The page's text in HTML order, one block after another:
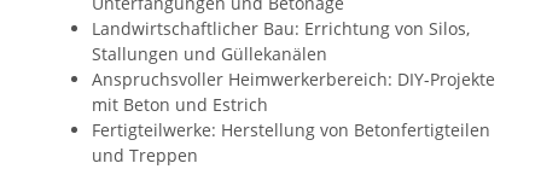
Landwirtschaftlicher Bau: Errichtung von Silos,
Stallungen und Güllekanälen
Anspruchsvoller Heimwerkerbereich: DIY-Projekte
mit Beton und Estrich
Fertigteilwerke: Herstellung von Betonfertigteilen
und Treppen